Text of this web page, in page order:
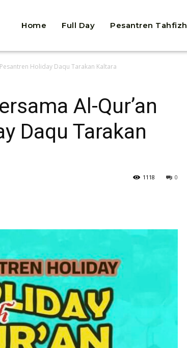
Home Full Day Pesantren Tahfizh
Holiday Daqu Tarakan Kaltara
Al-Qur’an
Daqu Tarakan
0
1118